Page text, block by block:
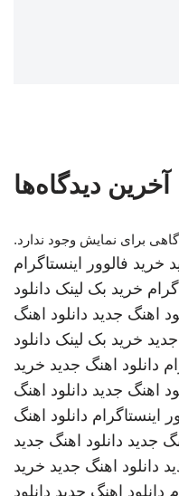
آخرین دیدگاه‌ها
برای نمایش وجود ندارد.
خرید فالوور اینستاگرام
خرید بک لینک دانلود
اهنگ جدید دانلود اهنگ
خرید بک لینک دانلود
دانلود اهنگ جدید خرید
اهنگ جدید دانلود اهنگ
اینستاگرام دانلود اهنگ
جدید دانلود اهنگ جدید
دانلود اهنگ جدید خرید
دانلود اهنگ جدید دانلود